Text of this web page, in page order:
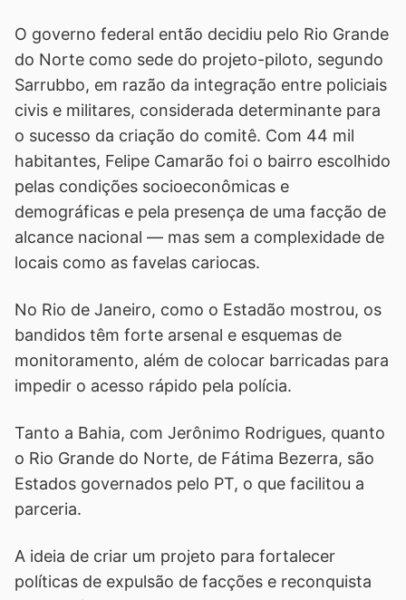
O governo federal então decidiu pelo Rio Grande
do Norte como sede do projeto-piloto, segundo
Sarrubbo, em razão da integração entre policiais
civis e militares, considerada determinante para
o sucesso da criação do comitê. Com 44 mil
habitantes, Felipe Camarão foi o bairro escolhido
pelas condições socioeconômicas e
demográficas e pela presença de uma facção de
alcance nacional — mas sem a complexidade de
locais como as favelas cariocas.
No Rio de Janeiro, como o Estadão mostrou, os
bandidos têm forte arsenal e esquemas de
monitoramento, além de colocar barricadas para
impedir o acesso rápido pela polícia.
Tanto a Bahia, com Jerônimo Rodrigues, quanto
o Rio Grande do Norte, de Fátima Bezerra, são
Estados governados pelo PT, o que facilitou a
parceria.
A ideia de criar um projeto para fortalecer
políticas de expulsão de facções e reconquista